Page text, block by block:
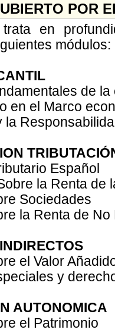
POR
en
módulos:
de
en el Marco
la
Español
la Renta de
Sociedades
la Renta de No
el Valor
y
AUTONOMICA
el Patrimonio